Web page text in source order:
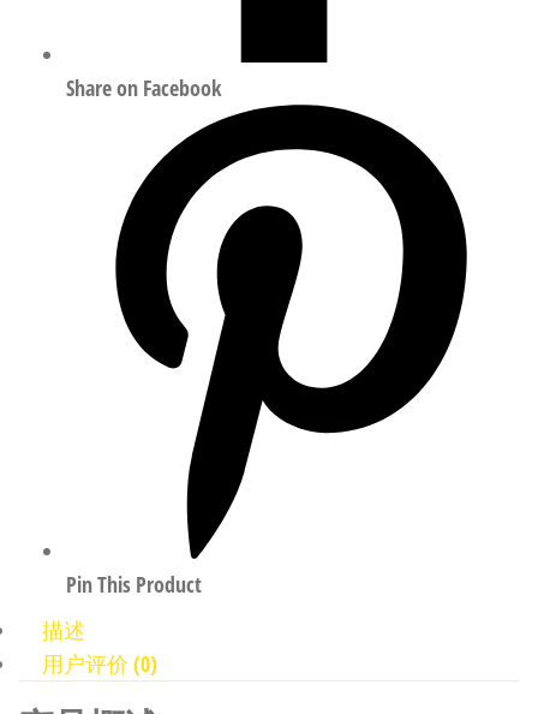
Share on Facebook
Pin This Product
描述
用户评价 (0)